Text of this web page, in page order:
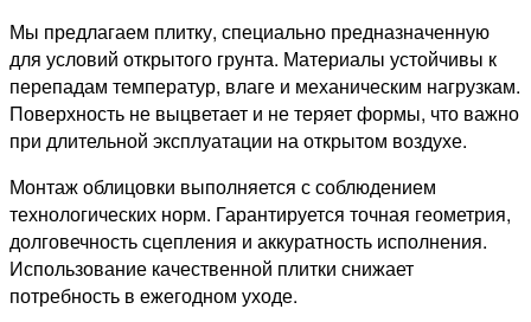
Мы предлагаем плитку, специально предназначенную
для условий открытого грунта. Материалы устойчивы к
перепадам температур, влаге и механическим нагрузкам.
Поверхность не выцветает и не теряет формы, что важно
при длительной эксплуатации на открытом воздухе.
Монтаж облицовки выполняется с соблюдением
технологических норм. Гарантируется точная геометрия,
долговечность сцепления и аккуратность исполнения.
Использование качественной плитки снижает
потребность в ежегодном уходе.